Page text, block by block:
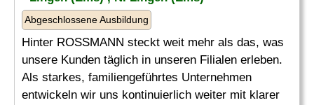
Abgeschlossene Ausbildung
Hinter ROSSMANN steckt weit mehr als das, was
unsere Kunden täglich in unseren Filialen erleben.
Als starkes, familiengeführtes Unternehmen
entwickeln wir uns kontinuierlich weiter mit klarer